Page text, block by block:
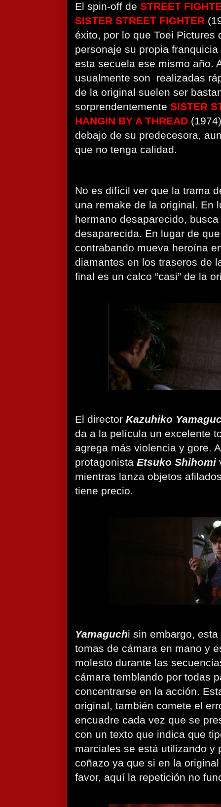
El spin-off de STREET
SISTER STREET FIGHTER
éxito, por lo que Toei Pictures
personaje su propia
esta secuela ese mismo año.
usualmente son realizadas
de la original suelen ser
sorprendentemente SISTER
HANGIN BY A THREAD
debajo de su predecesora,
que no tenga calidad.
No es difícil ver que la trama
una remake de la original. En
hermano desaparecido,
desaparecida. En lugar de
contrabando mueva heroína
diamantes en los traseros de
final es un calco “casi” de la
El director Kazuhiko
da a la película un excelente
agrega más violencia y gore.
protagonista Etsuko Shihomi
mientras lanza objetos
tiene precio.
Yamaguchi sin embargo,
tomas de cámara en mano y
molesto durante las
cámara temblando por todas
concentrarse en la acción.
original, también comete el
encuadre cada vez que se
con un texto que indica que
marciales se está utilizando y
coñazo ya que si en la
favor, aquí la repetición no